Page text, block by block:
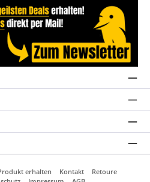
erhalten Kontakt
Retoure